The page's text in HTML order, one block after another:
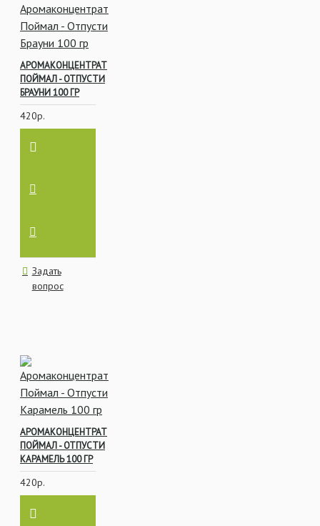
АРОМАКОНЦЕНТРАТ
ПОЙМАЛ - ОТПУСТИ
БРАУНИ 100 ГР
420р.
Задать
вопрос
АРОМАКОНЦЕНТРАТ
ПОЙМАЛ - ОТПУСТИ
КАРАМЕЛЬ 100 ГР
420р.